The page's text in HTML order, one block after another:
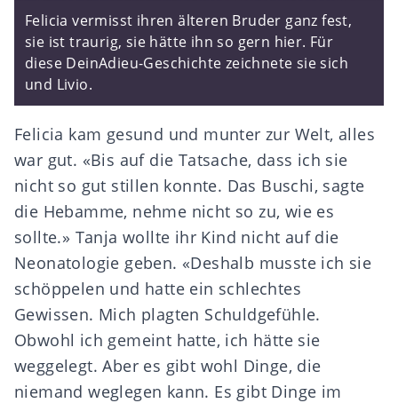
Felicia vermisst ihren älteren Bruder ganz fest,
sie ist traurig, sie hätte ihn so gern hier. Für
diese DeinAdieu-Geschichte zeichnete sie sich
und Livio.
Felicia kam gesund und munter zur Welt, alles
war gut. «Bis auf die Tatsache, dass ich sie
nicht so gut stillen konnte. Das Buschi, sagte
die Hebamme, nehme nicht so zu, wie es
sollte.» Tanja wollte ihr Kind nicht auf die
Neonatologie geben. «Deshalb musste ich sie
schöppelen und hatte ein schlechtes
Gewissen. Mich plagten Schuldgefühle.
Obwohl ich gemeint hatte, ich hätte sie
weggelegt. Aber es gibt wohl Dinge, die
niemand weglegen kann. Es gibt Dinge im